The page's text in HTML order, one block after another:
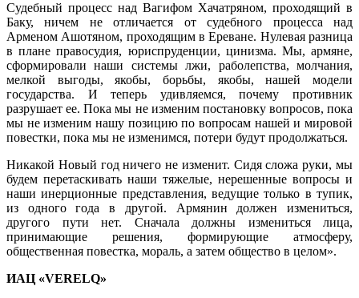
Судебный процесс над Вагифом Хачатряном, проходящий в
Баку, ничем не отличается от судебного процесса над
Арменом Ашотяном, проходящим в Ереване. Нулевая разница
в плане правосудия, юриспруденции, цинизма. Мы, армяне,
сформировали наши системы лжи, раболепства, молчания,
мелкой выгоды, якобы, борьбы, якобы, нашей модели
государства. И теперь удивляемся, почему противник
разрушает ее. Пока мы не изменим постановку вопросов, пока
мы не изменим нашу позицию по вопросам нашей и мировой
повестки, пока мы не изменимся, потери будут продолжаться.
Никакой Новый год ничего не изменит. Сидя сложа руки, мы
будем перетаскивать наши тяжелые, нерешенные вопросы и
наши инерционные представления, ведущие только в тупик,
из одного года в другой. Армянин должен измениться,
другого пути нет. Сначала должны измениться лица,
принимающие решения, формирующие атмосферу,
общественная повестка, мораль, а затем общество в целом».
ИАЦ «VERELQ»